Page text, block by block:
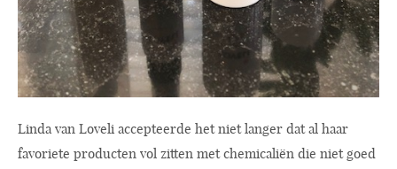
Linda van Loveli accepteerde het niet langer dat al haar
favoriete producten vol zitten met chemicaliën die niet goed